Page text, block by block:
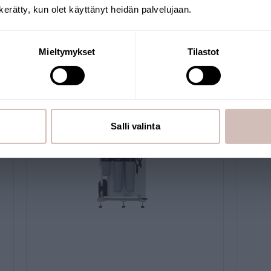
kun olet käyttänyt heidän palvelujaan.
Mieltymykset Tilastot
Salli valinta
van meer- en bronwater.
en woningen die gebruikmaken van zoet